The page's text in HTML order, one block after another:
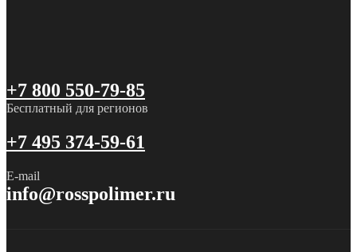
+7 800 550-79-85
Бесплатный для регионов
+7 495 374-59-61
E-mail
info@rosspolimer.ru